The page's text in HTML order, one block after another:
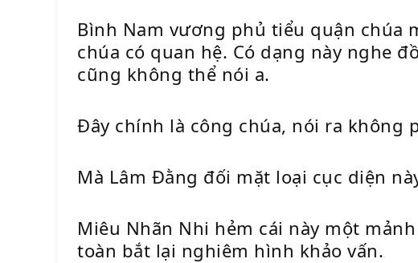
Bình Nam vương phủ tiểu quận chúa
chúa có quan hệ. Có dạng này nghe
cũng không thể nói a.
Đây chính là công chúa, nói ra không
Mà Lâm Đằng đối mặt loại cục diện
Miêu Nhãn Nhi hẻm cái này một
toàn bắt lại nghiêm hình khảo vấn.